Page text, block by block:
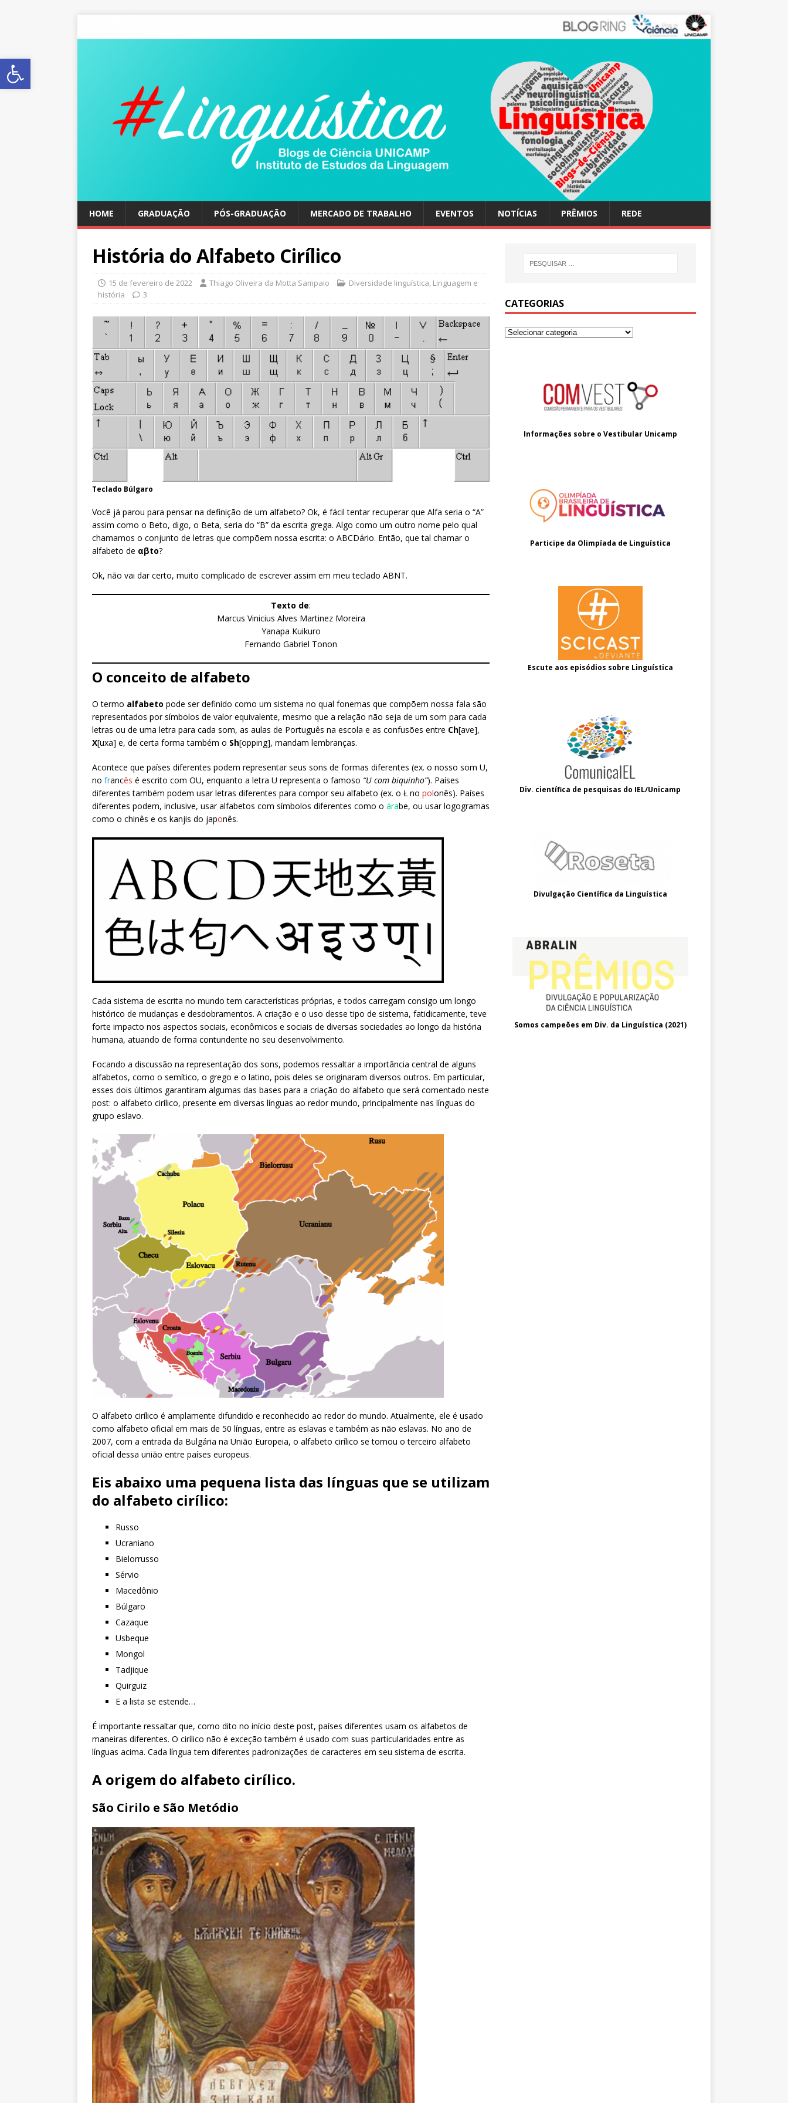
Abrir a barra de ferramentas
HOME GRADUAÇÃO PÓS-GRADUAÇÃO MERCADO DE TRABALHO EVENTOS NOTÍCIAS PRÊMIOS REDE
História do Alfabeto Cirílico
15 de fevereiro de 2022 Thiago Oliveira da Motta Sampaio Diversidade linguística, Linguagem e
história
3
Teclado Búlgaro
Você já parou para pensar na definição de um alfabeto? Ok, é fácil tentar recuperar que Alfa seria o “A”
assim como o Beto, digo, o Beta, seria do “B” da escrita grega. Algo como um outro nome pelo qual
chamamos o conjunto de letras que compõem nossa escrita: o ABCDário. Então, que tal chamar o
alfabeto de αβto?
Ok, não vai dar certo, muito complicado de escrever assim em meu teclado ABNT.
Texto de:
Marcus Vinicius Alves Martinez Moreira
Yanapa Kuikuro
Fernando Gabriel Tonon
O conceito de alfabeto
O termo alfabeto pode ser definido como um sistema no qual fonemas que compõem nossa fala são
representados por símbolos de valor equivalente, mesmo que a relação não seja de um som para cada
letras ou de uma letra para cada som, as aulas de Português na escola e as confusões entre Ch[ave],
X[uxa] e, de certa forma também o Sh[opping], mandam lembranças.
Acontece que países diferentes podem representar seus sons de formas diferentes (ex. o nosso som U,
no francês é escrito com OU, enquanto a letra U representa o famoso “U com biquinho”). Países
diferentes também podem usar letras diferentes para compor seu alfabeto (ex. o Ł no polonês). Países
diferentes podem, inclusive, usar alfabetos com símbolos diferentes como o árabe, ou usar logogramas
como o chinês e os kanjis do japonês.
Cada sistema de escrita no mundo tem características próprias, e todos carregam consigo um longo
histórico de mudanças e desdobramentos. A criação e o uso desse tipo de sistema, fatidicamente, teve
forte impacto nos aspectos sociais, econômicos e sociais de diversas sociedades ao longo da história
humana, atuando de forma contundente no seu desenvolvimento.
Focando a discussão na representação dos sons, podemos ressaltar a importância central de alguns
alfabetos, como o semítico, o grego e o latino, pois deles se originaram diversos outros. Em particular,
esses dois últimos garantiram algumas das bases para a criação do alfabeto que será comentado neste
post: o alfabeto cirílico, presente em diversas línguas ao redor mundo, principalmente nas línguas do
grupo eslavo.
O alfabeto cirílico é amplamente difundido e reconhecido ao redor do mundo. Atualmente, ele é usado
como alfabeto oficial em mais de 50 línguas, entre as eslavas e também as não eslavas. No ano de
2007, com a entrada da Bulgária na União Europeia, o alfabeto cirílico se tornou o terceiro alfabeto
oficial dessa união entre países europeus.
Eis abaixo uma pequena lista das línguas que se utilizam
do alfabeto cirílico:
Russo
Ucraniano
Bielorrusso
Sérvio
Macedônio
Búlgaro
Cazaque
Usbeque
Mongol
Tadjique
Quirguiz
E a lista se estende…
É importante ressaltar que, como dito no início deste post, países diferentes usam os alfabetos de
maneiras diferentes. O cirílico não é exceção também é usado com suas particularidades entre as
línguas acima. Cada língua tem diferentes padronizações de caracteres em seu sistema de escrita.
A origem do alfabeto cirílico.
São Cirilo e São Metódio
CATEGORIAS
Informações sobre o Vestibular Unicamp
Participe da Olimpíada de Linguística
Escute aos episódios sobre Linguística
Div. científica de pesquisas do IEL/Unicamp
Divulgação Científica da Linguística
Somos campeões em Div. da Linguística (2021)